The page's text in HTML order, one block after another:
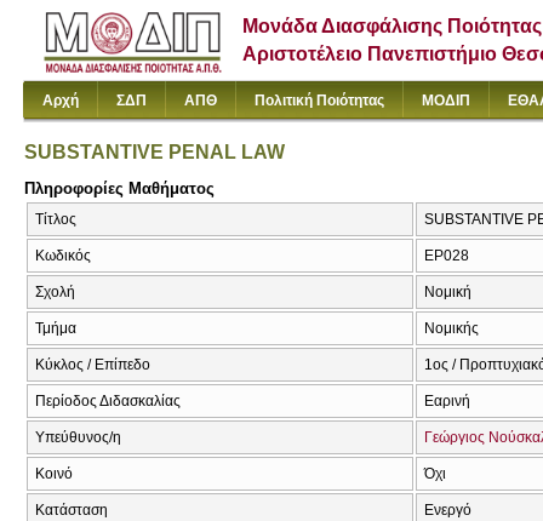
Μονάδα Διασφάλισης Ποιότητας
Αριστοτέλειο Πανεπιστήμιο
Αρχή ΣΔΠ ΑΠΘ Πολιτική Ποιότητας ΜΟΔΙΠ
SUBSTANTIVE PENAL LAW
Πληροφορίες Μαθήματος
Τίτλος SUBSTANTIVE
Κωδικός ΕΡ028
Σχολή Νομική
Τμήμα Νομικής
Κύκλος / Επίπεδο 1ος /
Περίοδος Διδασκαλίας Εαρινή
Υπεύθυνος/η Γεώργιος
Κοινό Όχι
Κατάσταση Ενεργό